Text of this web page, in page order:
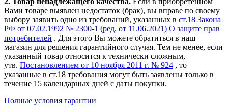
Вами товаре выявлен недостаток (брак), вы вправе по своему
выбору заявить одно из требований, указанных в ст.18 Закона
РФ от 07.02.1992 № 2300-1 (ред. от 11.06.2021) О защите прав
потребителей . Для этого Вы можете обратиться в наш
магазин для решения гарантийного случая. Тем не менее, если
указанный товар относится к технически сложным,
утв. Постановлением от 10 ноября 2011 г. № 924 , то
указанные в ст.18 требования могут быть заявлены только в
течение 15 календарных дней с даты покупки.
Полные условия гарантии